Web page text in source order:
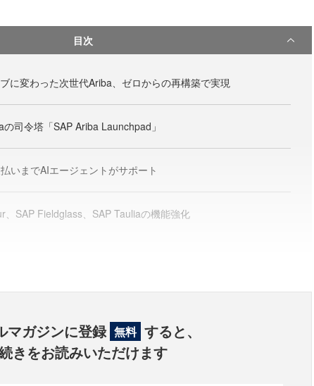
目次
に変わった次世代Ariba、ゼロからの再構築で実現
司令塔「SAP Ariba Launchpad」
いまでAIエージェントがサポート
、SAP Fieldglass、SA​​P Tauliaの機能強化
マガジンに登録 無料 すると、
きをお読みいただけます